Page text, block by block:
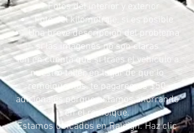
Fotos del interior y exterior
Foto del kilometraje, si es posible
Una breve descripción del problema
si las imágenes no son claras
Ten en cuenta que si traes el vehículo a
nuestro taller, en lugar de que lo
remolquemos, te pagaremos $50
adicionales porque estamos ahorrando
en el remolque.
Estamos ubicados en Raleigh. Haz clic